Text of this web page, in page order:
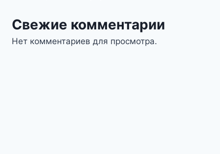
Свежие комментарии
Нет комментариев для просмотра.